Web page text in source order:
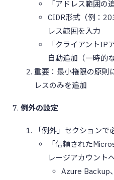
「アドレス範囲の
CIDR形式（例：
レス範囲を入力
「クライアントIP
自動追加（一時的
重要：最小権限の原則
レスのみを追加
例外の設定
「例外」セクションで
「信頼された
レージアカウント
Azure Backup